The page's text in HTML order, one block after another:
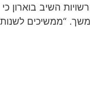
השיב
“ממשיכים